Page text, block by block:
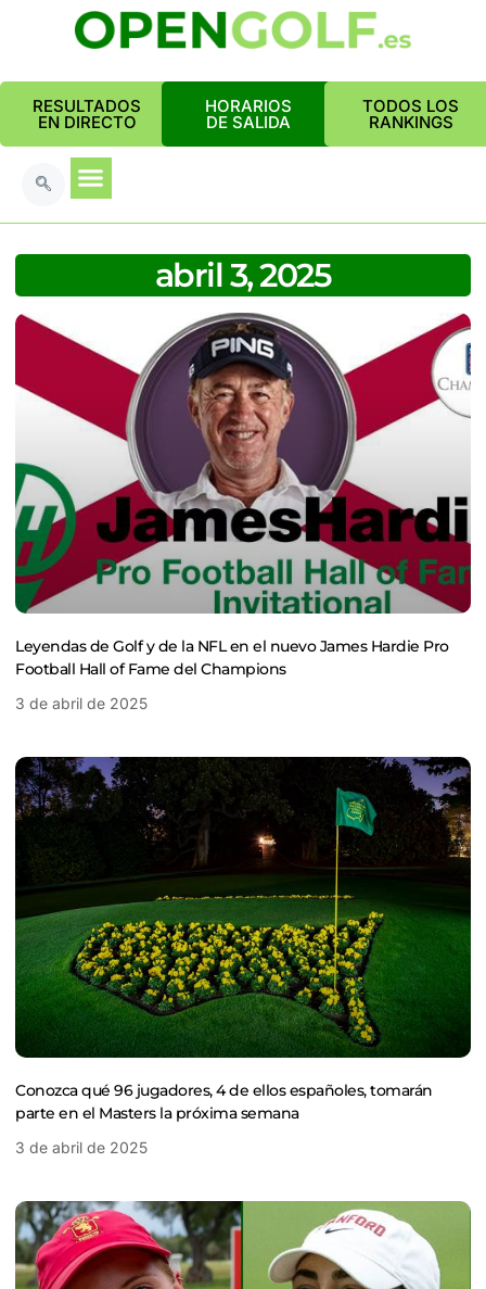
RESULTADOS
EN DIRECTO
HORARIOS
DE SALIDA
TODOS LOS
RANKINGS
abril 3, 2025
Leyendas de Golf y de la NFL en el nuevo James Hardie Pro
Football Hall of Fame del Champions
3 de abril de 2025
Conozca qué 96 jugadores, 4 de ellos españoles, tomarán
parte en el Masters la próxima semana
3 de abril de 2025